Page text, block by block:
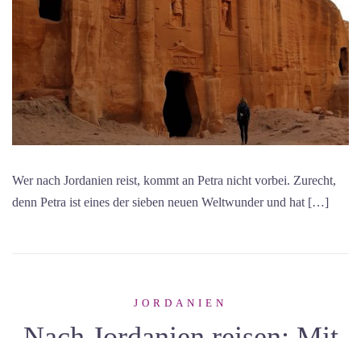
Wer nach Jordanien reist, kommt an Petra nicht vorbei. Zurecht,
denn Petra ist eines der sieben neuen Weltwunder und hat […]
JORDANIEN